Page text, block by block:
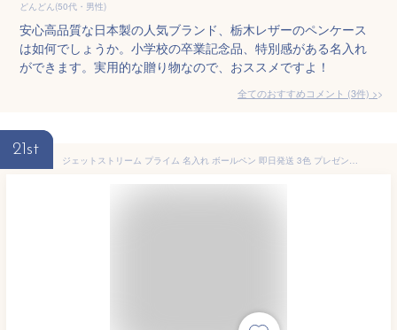
どんどん(50代・男性)
安心高品質な日本製の人気ブランド、栃木レザーのペンケース
は如何でしょうか。小学校の卒業記念品、特別感がある名入れ
ができます。実用的な贈り物なので、おススメですよ！
全てのおすすめコメント (3件) >
21st
ジェットストリーム プライム 名入れ ボールペン 即日発送 3色 プレゼント 男性 女性 高級 就職祝 卒業祝 入学祝 ギフト 筆記具 1本から 餞別 送別会 退職祝 社内表彰 即日発送 送料無料 ラッピング無料 あす